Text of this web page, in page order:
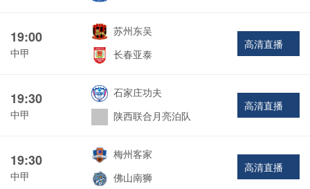
19:00
中甲
苏州东吴
长春亚泰
高清直播
19:30
中甲
石家庄功夫
陕西联合月亮泊队
高清直播
19:30
中甲
梅州客家
佛山南狮
高清直播